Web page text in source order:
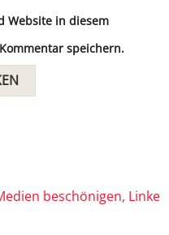
Website in diesem
speichern.
beschönigen, Linke